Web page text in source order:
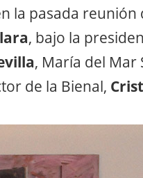
la pasada reunión
, bajo la
, María del Mar
de la Bienal,